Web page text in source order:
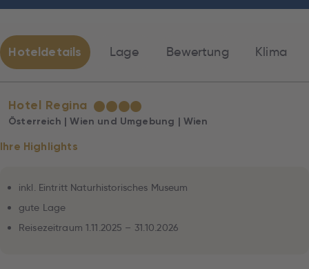
Hoteldetails Lage Bewertung Klima
Hotel Regina ★★★★
Österreich | Wien und Umgebung | Wien
Ihre Highlights
inkl. Eintritt Naturhistorisches Museum
gute Lage
Reisezeitraum 1.11.2025 – 31.10.2026